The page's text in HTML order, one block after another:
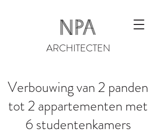
ARCHITECTEN
Verbouwing van 2 panden
tot 2 appartementen met
6 studentenkamers